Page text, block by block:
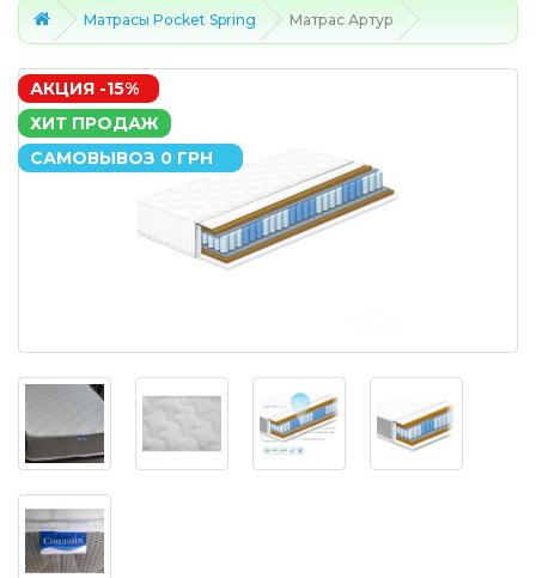
Матрасы Pocket Spring Матрас Артур
АКЦИЯ -15%
ХИТ ПРОДАЖ
САМОВЫВОЗ 0 ГРН